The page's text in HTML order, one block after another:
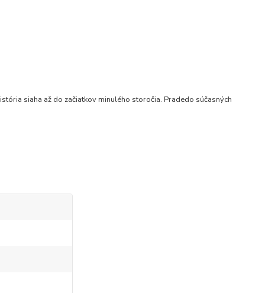
siaha až do začiatkov minulého storočia. Pradedo súčasných